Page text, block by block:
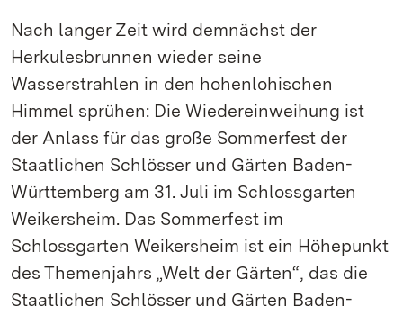
Nach langer Zeit wird demnächst der
Herkulesbrunnen wieder seine
Wasserstrahlen in den hohenlohischen
Himmel sprühen: Die Wiedereinweihung ist
der Anlass für das große Sommerfest der
Staatlichen Schlösser und Gärten Baden-
Württemberg am 31. Juli im Schlossgarten
Weikersheim. Das Sommerfest im
Schlossgarten Weikersheim ist ein Höhepunkt
des Themenjahrs „Welt der Gärten“, das die
Staatlichen Schlösser und Gärten Baden-